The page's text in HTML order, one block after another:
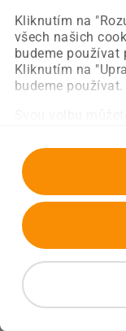
Kliknutím na
všech našich
budeme používat
Kliknutím na
budeme používat.
Obnovit